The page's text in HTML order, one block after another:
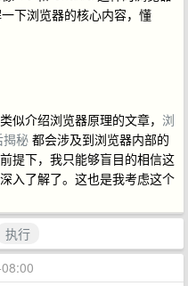
下浏览器的核心内容，懂
似介绍浏览器原理的文章， 浏
揭秘 都会涉及到浏览器内部的
提下，我只能够盲目的相信这
入了解了。这也是我考虑这个
执行